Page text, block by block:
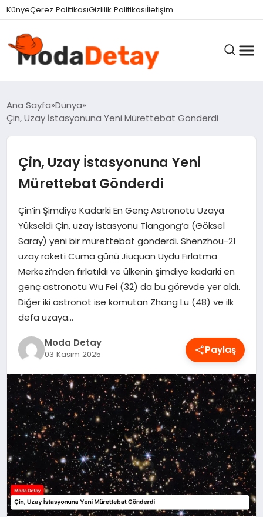
KünyeÇerez PolitikasıGizlilik Politikasıİletişim
GÜNDEM
EĞITIM
EKONOMI
MAGAZIN
SAĞLIK
TEKNOLOJI
YAŞAM
Ana Sayfa Dünya
Çin, Uzay İstasyonuna Yeni Mürettebat Gönderdi
Çin, Uzay İstasyonuna Yeni
Mürettebat Gönderdi
Çin’in Şimdiye Kadarki En Genç Astronotu Uzaya
Yükseldi Çin, uzay istasyonu Tiangong’a (Göksel
Saray) yeni bir mürettebat gönderdi. Shenzhou-21
uzay roketi Cuma günü Jiuquan Uydu Fırlatma
Merkezi’nden fırlatıldı ve ülkenin şimdiye kadarki en
genç astronotu Wu Fei (32) da bu görevde yer aldı.
Diğer iki astronot ise komutan Zhang Lu (48) ve ilk
defa uzaya…
Moda Detay
03 Kasım 2025 Paylaş